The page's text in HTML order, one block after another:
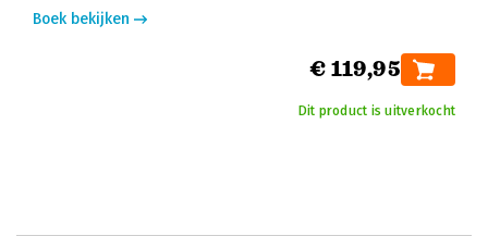
Boek bekijken
€ 119,95
Dit product is uitverkocht